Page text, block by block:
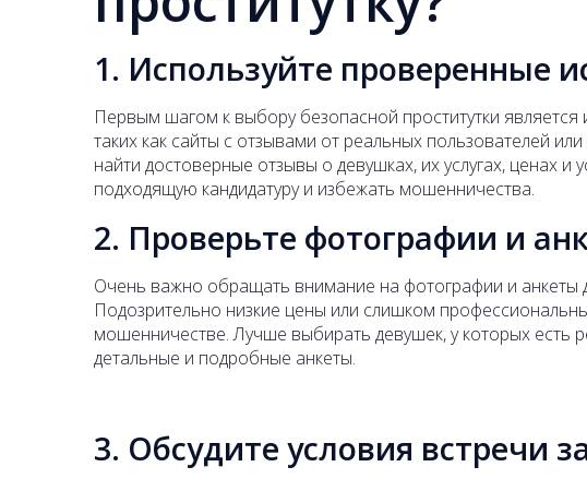
1. Используйте проверенные
Первым шагом к выбору безопасной проститутки
таких как сайты с отзывами от реальных пользователей
найти достоверные отзывы о девушках, их услугах, ценах
подходящую кандидатуру и избежать мошенничества.
2. Проверьте фотографии и
Очень важно обращать внимание на фотографии и анкеты
Подозрительно низкие цены или слишком
мошенничестве. Лучше выбирать девушек, у которых есть
детальные и подробные анкеты.
3. Обсудите условия встречи